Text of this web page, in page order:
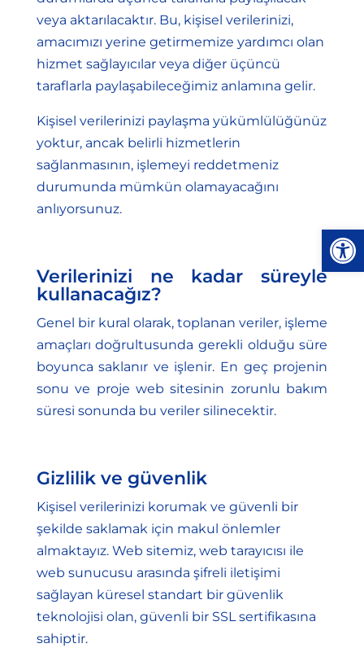
veya aktarılacaktır. Bu, kişisel verilerinizi,
amacımızı yerine getirmemize yardımcı olan
hizmet sağlayıcılar veya diğer üçüncü
taraflarla paylaşabileceğimiz anlamına gelir.
Kişisel verilerinizi paylaşma yükümlülüğünüz
yoktur, ancak belirli hizmetlerin
sağlanmasının, işlemeyi reddetmeniz
durumunda mümkün olamayacağını
anlıyorsunuz.
Verilerinizi ne kadar süreyle
kullanacağız?
Genel bir kural olarak, toplanan veriler, işleme
amaçları doğrultusunda gerekli olduğu süre
boyunca saklanır ve işlenir. En geç projenin
sonu ve proje web sitesinin zorunlu bakım
süresi sonunda bu veriler silinecektir.
Gizlilik ve güvenlik
Kişisel verilerinizi korumak ve güvenli bir
şekilde saklamak için makul önlemler
almaktayız. Web sitemiz, web tarayıcısı ile
web sunucusu arasında şifreli iletişimi
sağlayan küresel standart bir güvenlik
teknolojisi olan, güvenli bir SSL sertifikasına
sahiptir.